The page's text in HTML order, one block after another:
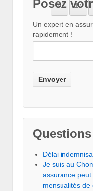
16 17
Posez
Un expert en
rapidement !
Délai
Je suis au
assurance
mensualités de